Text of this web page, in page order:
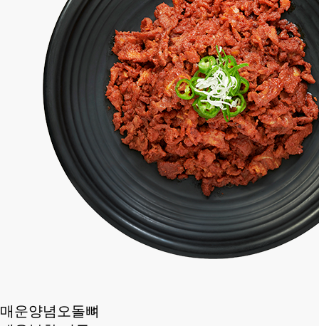
매운양념오돌뼈